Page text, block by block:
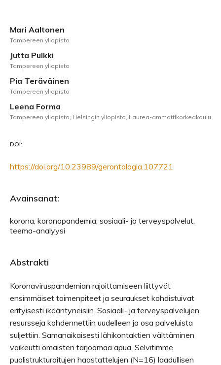
Mari Aaltonen
Tampereen yliopisto
Jutta Pulkki
Tampereen yliopisto
Pia Teräväinen
Tampereen yliopisto
Leena Forma
Tampereen yliopisto, Helsingin yliopisto, Laurea-ammattikorkeakoulu
DOI:
https://doi.org/10.23989/gerontologia.107721
Avainsanat:
korona, koronapandemia, sosiaali- ja terveyspalvelut,
teema-analyysi
Abstrakti
Koronaviruspandemian rajoittamiseen liittyvät
ensimmäiset toimenpiteet ja seuraukset kohdistuivat
erityisesti ikääntyneisiin. Sosiaali- ja terveyspalvelujen
resursseja kohdennettiin uudelleen ja osa palveluista
suljettiin. Samanaikaisesti lähikontaktien välttäminen
vaikeutti omaisten tarjoamaa apua. Selvitimme
puolistrukturoitujen haastattelujen (N=16) laadullisen